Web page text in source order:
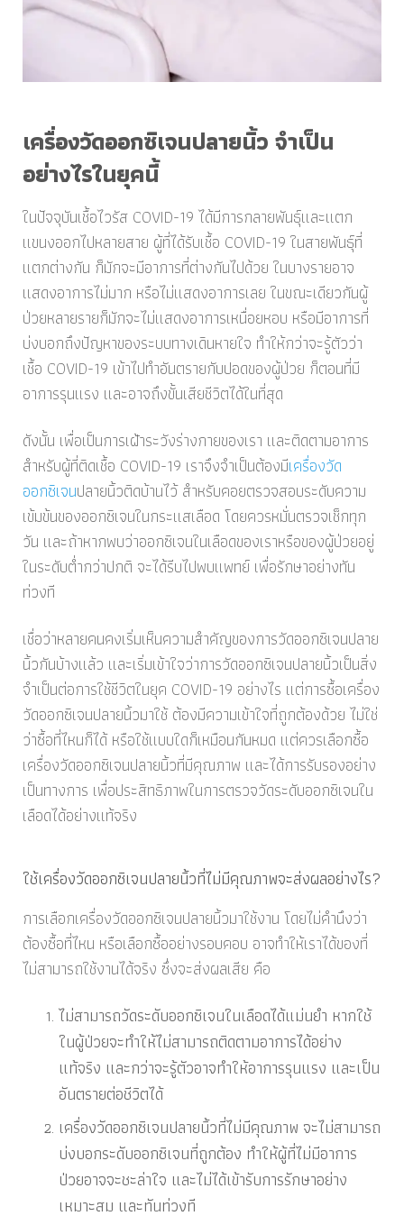
เครื่องวัดออกซิเจนปลายนิ้ว จำเป็น
อย่างไรในยุคนี้
ในปัจจุบันเชื้อไวรัส COVID-19 ได้มีการกลายพันธุ์และแตก
แขนงออกไปหลายสาย ผู้ที่ได้รับเชื้อ COVID-19 ในสายพันธุ์ที่
แตกต่างกัน ก็มักจะมีอาการที่ต่างกันไปด้วย ในบางรายอาจ
แสดงอาการไม่มาก หรือไม่แสดงอาการเลย ในขณะเดียวกันผู้
ป่วยหลายรายก็มักจะไม่แสดงอาการเหนื่อยหอบ หรือมีอาการที่
บ่งบอกถึงปัญหาของระบบทางเดินหายใจ ทำให้กว่าจะรู้ตัวว่า
เชื้อ COVID-19 เข้าไปทำอันตรายกับปอดของผู้ป่วย ก็ตอนที่มี
อาการรุนแรง และอาจถึงขั้นเสียชีวิตได้ในที่สุด
ดังนั้น เพื่อเป็นการเฝ้าระวังร่างกายของเรา และติดตามอาการ
สำหรับผู้ที่ติดเชื้อ COVID-19 เราจึงจำเป็นต้องมีเครื่องวัด
ออกซิเจนปลายนิ้วติดบ้านไว้ สำหรับคอยตรวจสอบระดับความ
เข้มข้นของออกซิเจนในกระแสเลือด โดยควรหมั่นตรวจเช็กทุก
วัน และถ้าหากพบว่าออกซิเจนในเลือดของเราหรือของผู้ป่วยอยู่
ในระดับต่ำกว่าปกติ จะได้รีบไปพบแพทย์ เพื่อรักษาอย่างทัน
ท่วงที
เชื่อว่าหลายคนคงเริ่มเห็นความสำคัญของการวัดออกซิเจนปลาย
นิ้วกันบ้างแล้ว และเริ่มเข้าใจว่าการวัดออกซิเจนปลายนิ้วเป็นสิ่ง
จำเป็นต่อการใช้ชีวิตในยุค COVID-19 อย่างไร แต่การซื้อเครื่อง
วัดออกซิเจนปลายนิ้วมาใช้ ต้องมีความเข้าใจที่ถูกต้องด้วย ไม่ใช่
ว่าซื้อที่ไหนก็ได้ หรือใช้แบบใดก็เหมือนกันหมด แต่ควรเลือกซื้อ
เครื่องวัดออกซิเจนปลายนิ้วที่มีคุณภาพ และได้การรับรองอย่าง
เป็นทางการ เพื่อประสิทธิภาพในการตรวจวัดระดับออกซิเจนใน
เลือดได้อย่างแท้จริง
ใช้เครื่องวัดออกซิเจนปลายนิ้วที่ไม่มีคุณภาพจะส่งผลอย่างไร?
การเลือกเครื่องวัดออกซิเจนปลายนิ้วมาใช้งาน โดยไม่คำนึงว่า
ต้องซื้อที่ไหน หรือเลือกซื้ออย่างรอบคอบ อาจทำให้เราได้ของที่
ไม่สามารถใช้งานได้จริง ซึ่งจะส่งผลเสีย คือ
ไม่สามารถวัดระดับออกซิเจนในเลือดได้แม่นยำ หากใช้
ในผู้ป่วยจะทำให้ไม่สามารถติดตามอาการได้อย่าง
แท้จริง และกว่าจะรู้ตัวอาจทำให้อาการรุนแรง และเป็น
อันตรายต่อชีวิตได้
เครื่องวัดออกซิเจนปลายนิ้วที่ไม่มีคุณภาพ จะไม่สามารถ
บ่งบอกระดับออกซิเจนที่ถูกต้อง ทำให้ผู้ที่ไม่มีอาการ
ป่วยอาจจะชะล่าใจ และไม่ได้เข้ารับการรักษาอย่าง
เหมาะสม และทันท่วงที